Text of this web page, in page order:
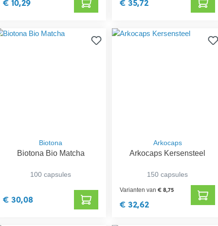
€ 10,29 € 35,72
Biotona
Biotona Bio Matcha
100 capsules
€ 30,08
Arkocaps
Arkocaps Kersensteel
150 capsules
Varianten van€ 8,75
€ 32,62